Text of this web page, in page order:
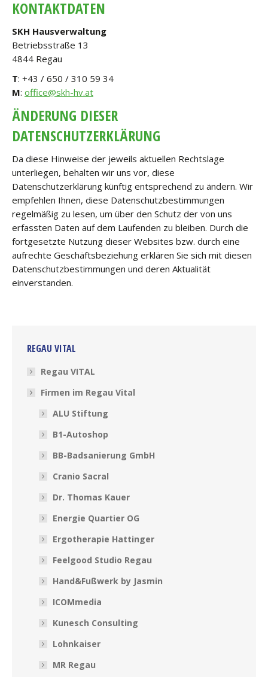
KONTAKTDATEN
SKH Hausverwaltung
Betriebsstraße 13
4844 Regau
T: +43 / 650 / 310 59 34
M: office@skh-hv.at
ÄNDERUNG DIESER
DATENSCHUTZERKLÄRUNG
Da diese Hinweise der jeweils aktuellen Rechtslage
unterliegen, behalten wir uns vor, diese
Datenschutzerklärung künftig entsprechend zu ändern. Wir
empfehlen Ihnen, diese Datenschutzbestimmungen
regelmäßig zu lesen, um über den Schutz der von uns
erfassten Daten auf dem Laufenden zu bleiben. Durch die
fortgesetzte Nutzung dieser Websites bzw. durch eine
aufrechte Geschäftsbeziehung erklären Sie sich mit diesen
Datenschutzbestimmungen und deren Aktualität
einverstanden.
REGAU VITAL
Regau VITAL
Firmen im Regau Vital
ALU Stiftung
B1-Autoshop
BB-Badsanierung GmbH
Cranio Sacral
Dr. Thomas Kauer
Energie Quartier OG
Ergotherapie Hattinger
Feelgood Studio Regau
Hand&Fußwerk by Jasmin
ICOMmedia
Kunesch Consulting
Lohnkaiser
MR Regau